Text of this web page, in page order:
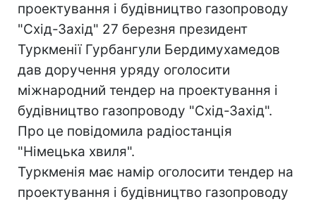
проектування і будівництво газопроводу
"Схід-Захід" 27 березня президент
Туркменії Гурбангули Бердимухамедов
дав доручення уряду оголосити
міжнародний тендер на проектування і
будівництво газопроводу "Схід-Захід".
Про це повідомила радіостанція
"Німецька хвиля".
Туркменія має намір оголосити тендер на
проектування і будівництво газопроводу